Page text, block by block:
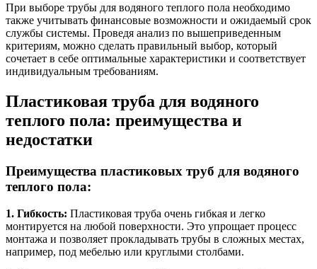
При выборе трубы для водяного теплого пола необходимо
также учитывать финансовые возможности и ожидаемый срок
службы системы. Проведя анализ по вышеприведенным
критериям, можно сделать правильный выбор, который
сочетает в себе оптимальные характеристики и соответствует
индивидуальным требованиям.
Пластиковая труба для водяного
теплого пола: преимущества и
недостатки
Преимущества пластиковых труб для водяного
теплого пола:
1. Гибкость: Пластиковая труба очень гибкая и легко
монтируется на любой поверхности. Это упрощает процесс
монтажа и позволяет прокладывать трубы в сложных местах,
например, под мебелью или круглыми столбами.